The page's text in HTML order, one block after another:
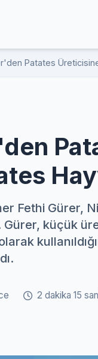
Patates
Fethi Gürer,
Gürer, küçük
2 dakika 15